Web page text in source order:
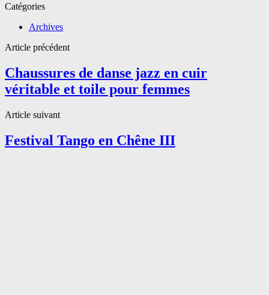
Catégories
Archives
Article précédent
Chaussures de danse jazz en cuir
véritable et toile pour femmes
Article suivant
Festival Tango en Chêne III